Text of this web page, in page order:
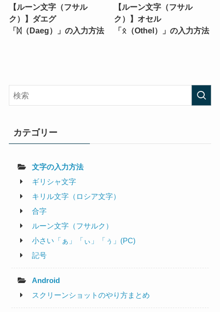
【ルーン文字（フサル
ク）】ダエグ
「ᛞ（Daeg）」の入力方法
【ルーン文字（フサル
ク）】オセル
「ᛟ（Othel）」の入力方法
カテゴリー
文字の入力方法
ギリシャ文字
キリル文字（ロシア文字）
合字
ルーン文字（フサルク）
小さい「ぁ」「ぃ」「ぅ」(PC)
記号
Android
スクリーンショットのやり方まとめ